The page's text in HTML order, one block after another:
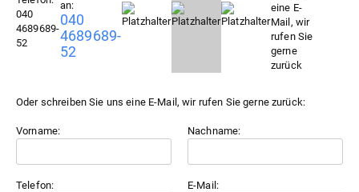
an:
040
4689689-
52
Oder schreiben Sie uns eine E-Mail, wir rufen Sie gerne zurück:
Vorname: Nachname:
Telefon: E-Mail: